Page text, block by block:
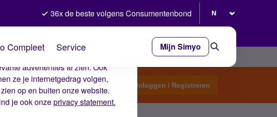
wij ervoor dat je ervaring op de
advertenties te zien. Ook
ze je internetgedrag volgen,
op en buiten onze website.
je ook onzeprivacy statement.
36x de beste volgens Consumentenbond
Compleet Service Mijn Simyo
Start een topic Inloggen / Registreren